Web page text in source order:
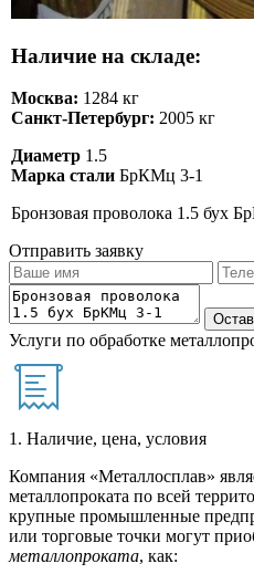
Наличие на складе:
Москва: 1284 кг
Санкт-Петербург: 2005 кг
Диаметр 1.5
Марка стали БрКМц 3-1
Бронзовая проволока 1.5 бух
Отправить заявку
Услуги по обработке
1. Наличие, цена, условия
Компания «Металлосплав»
металлопроката по всей
крупные промышленные
или торговые точки могут
металлопроката, как: